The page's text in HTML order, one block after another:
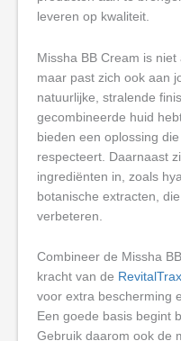
leveren op kwaliteit.
Missha BB Cream is niet
maar past zich ook aan
natuurlijke, stralende
gecombineerde huid
bieden een oplossing
respecteert. Daarnaast
ingrediënten in, zoals
botanische extracten,
verbeteren.
Combineer de Missha
kracht van de
voor extra bescherming
Een goede basis begint
Gebruik daarom ook de